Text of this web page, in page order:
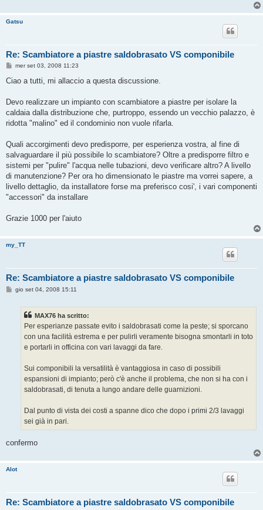
Gatsu
Re: Scambiatore a piastre saldobrasato VS componibile
M
s
g
i
o
mer set 03, 2008 11:23
Ciao a tutti, mi allaccio a questa discussione.
Devo realizzare un impianto con scambiatore a piastre per isolare la
caldaia dalla distribuzione che, purtroppo, essendo un vecchio palazzo, è
ridotta "malino" ed il condominio non vuole rifarla.
Quali accorgimenti devo predisporre, per esperienza vostra, al fine di
salvaguardare il più possibile lo scambiatore? Oltre a predisporre filtro e
sistemi per "pulire" l'acqua nelle tubazioni, devo verificare altro? A livello
di manutenzione? Per ora ho dimensionato le piastre ma vorrei sapere, a
livello dettaglio, da installatore forse ma preferisco cosi', i vari componenti
"accessori" da installare
Grazie 1000 per l'aiuto
my_TT
Re: Scambiatore a piastre saldobrasato VS componibile
Mgio set 04, 2008 15:11
MAX76 ha scritto:
Per esperianze passate evito i saldobrasati come la peste; si sporcano
con una facilità estrema e per pulirli veramente bisogna smontarli in toto
e portarli in officina con vari lavaggi da fare.
Sui componibili la versatilità è vantaggiosa in caso di possibili
espansioni di impianto; però c'è anche il problema, che non si ha con i
saldobrasati, di tenuta a lungo andare delle guarnizioni.
Dal punto di vista dei costi a spanne dico che dopo i primi 2/3 lavaggi
sei già in pari.
confermo
Alot
Re: Scambiatore a piastre saldobrasato VS componibile